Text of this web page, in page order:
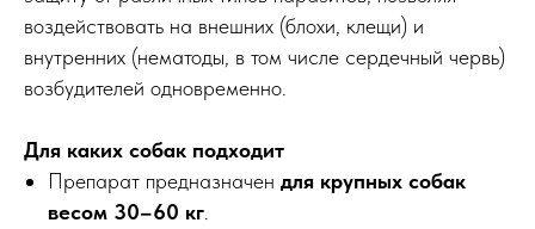
воздействовать на внешних (блохи, клещи) и
внутренних (нематоды, в том числе сердечный червь)
возбудителей одновременно.
Для каких собак подходит
Препарат предназначен для крупных собак
весом 30–60 кг.